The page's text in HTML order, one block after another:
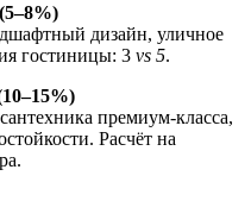
дизайн, уличное
гостиницы: 3 vs 5.
премиум-класса,
Расчёт на